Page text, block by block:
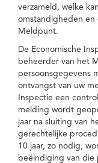
verzameld, welke
omstandigheden
Meldpunt.
De Economische
beheerder van het
persoonsgegevens
ontvangst van uw
Inspectie een
melding wordt
jaar na sluiting van
gerechtelijke
10 jaar, zo nodig,
beëindiging van die